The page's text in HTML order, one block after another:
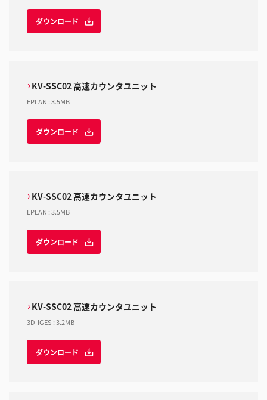
ダウンロード
KV-SSC02 高速カウンタユニット
EPLAN :3.5MB
ダウンロード
KV-SSC02 高速カウンタユニット
EPLAN :3.5MB
ダウンロード
KV-SSC02 高速カウンタユニット
3D-IGES :3.2MB
ダウンロード